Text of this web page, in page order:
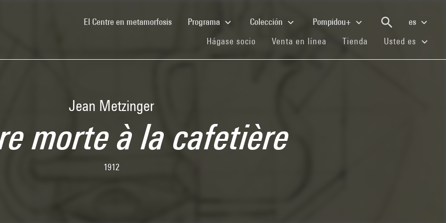
El Centre en metamorfosis(current)Programa Colección Pompidou+
es
Hágase socio (current)
Venta en línea (current)
Tienda (current)
Usted es
Jean Metzinger
morte à la cafetière
1912